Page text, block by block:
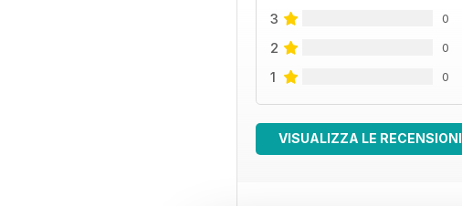
3 0
2 0
1 0
VISUALIZZA LE RECENSIONI